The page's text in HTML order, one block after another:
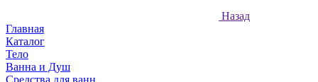
Назад
Главная
Каталог
Тело
Ванна и Душ
Средства для ванн